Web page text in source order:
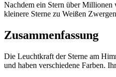
Nachdem ein Stern über Millionen
kleinere Sterne zu Weißen
Zusammenfassung
Die Leuchtkraft der Sterne am
und haben verschiedene Farben.